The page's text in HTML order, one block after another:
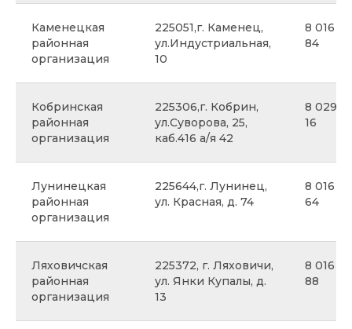
Каменецкая
районная
организация
225051,г. Каменец,
ул.Индустриальная,
10
8 016
84
Кобринская
районная
организация
225306,г. Кобрин,
ул.Суворова, 25,
каб.416 а/я 42
8 029
16
Лунинецкая
районная
организация
225644,г. Лунинец,
ул. Красная, д. 74
8 016
64
Ляховичская
районная
организация
225372, г. Ляховичи,
ул. Янки Купалы, д.
13
8 016
88